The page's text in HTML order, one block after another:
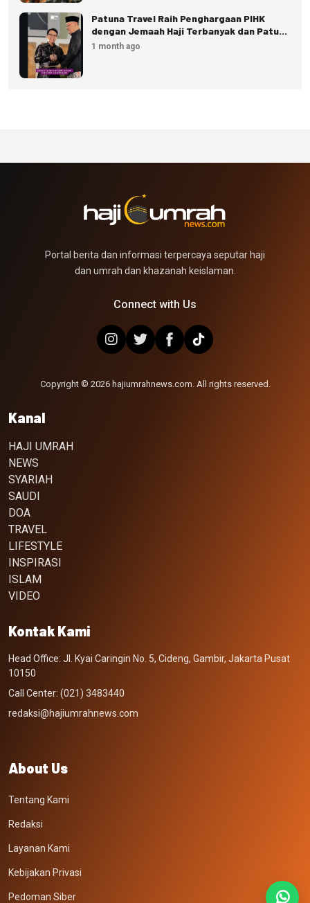
Patuna Travel Raih Penghargaan PIHK
dengan Jemaah Haji Terbanyak dan Patuh
Regulasi
1 month ago
Portal berita dan informasi terpercaya seputar haji
dan umrah dan khazanah keislaman.
Connect with Us
Copyright © 2026 hajiumrahnews.com. All rights reserved.
Kanal
HAJI UMRAH
NEWS
SYARIAH
SAUDI
DOA
TRAVEL
LIFESTYLE
INSPIRASI
ISLAM
VIDEO
Kontak Kami
Head Office: Jl. Kyai Caringin No. 5, Cideng, Gambir, Jakarta Pusat
10150
Call Center: (021) 3483440
redaksi@hajiumrahnews.com
About Us
Tentang Kami
Redaksi
Layanan Kami
Kebijakan Privasi
Pedoman Siber